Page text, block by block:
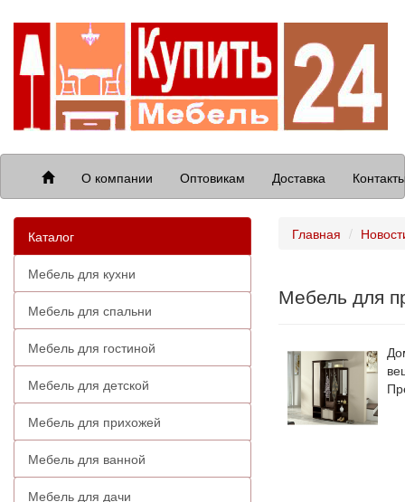
О компании Оптовикам Доставка
Каталог
Мебель для кухни
Мебель для спальни
Мебель для гостиной
Мебель для детской
Мебель для прихожей
Мебель для ванной
Мебель для дачи
Главная
Мебель для